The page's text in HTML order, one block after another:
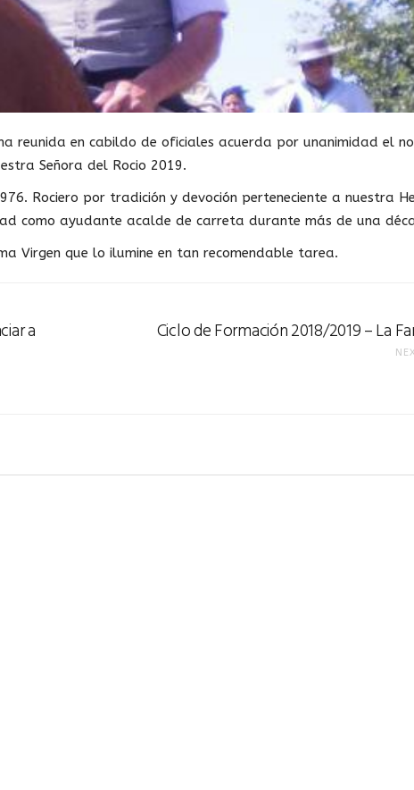
reunida en cabildo de oficiales acuerda por unanimidad el
Señora del Rocio 2019.
Rociero por tradición y devoción perteneciente a nuestra
como ayudante acalde de carreta durante más de una
Virgen que lo ilumine en tan recomendable tarea.
a Ciclo de Formación 2018/2019 – La